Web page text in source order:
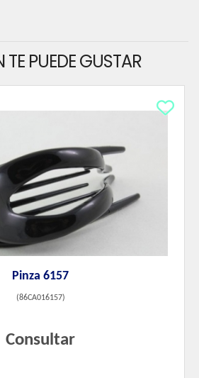
TE PUEDE GUSTAR
Pinza 6157
(86CA016157)
Consultar